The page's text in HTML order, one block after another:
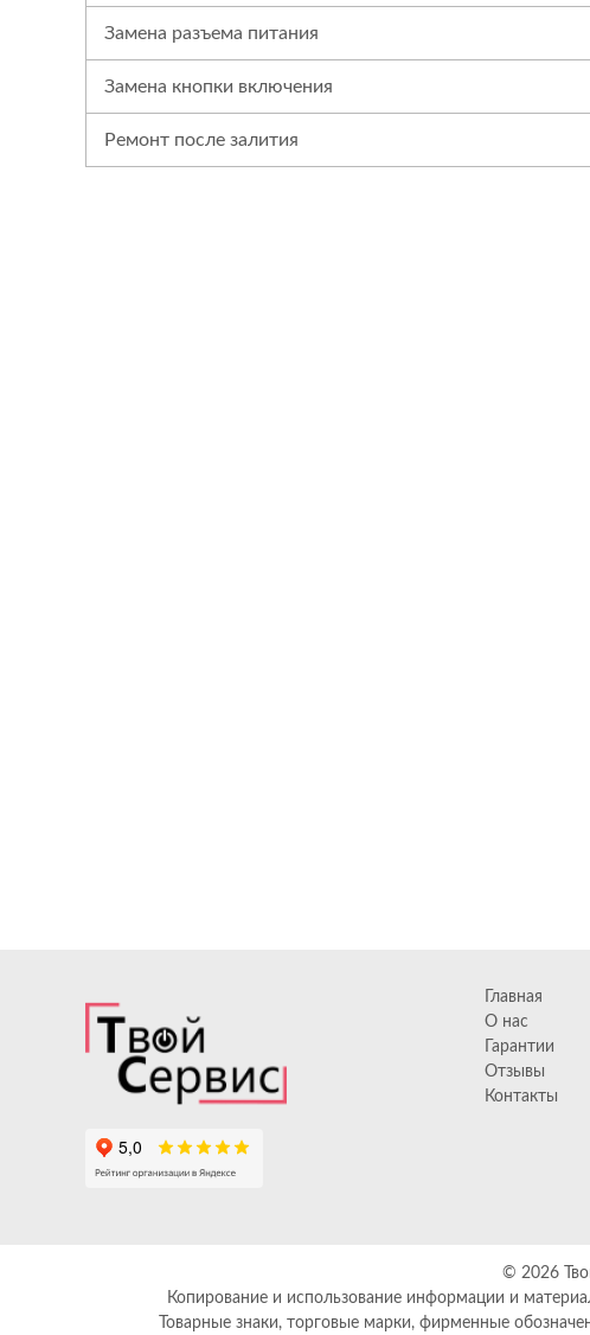
Замена разъема питания
Замена кнопки включения
Ремонт после залития
Главная
О нас
Гарантии
Отзывы
Контакты
© 2026
Копирование и использование информации и
Товарные знаки, торговые марки, фирменные